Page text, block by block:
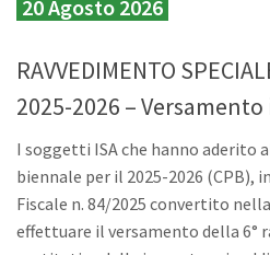
20 Agosto 2026
RAVVEDIMENTO
2025-2026 –
I soggetti ISA che hanno aderito
biennale per il 2025-2026
Fiscale n. 84/2025 convertito
effettuare il versamento della 6°